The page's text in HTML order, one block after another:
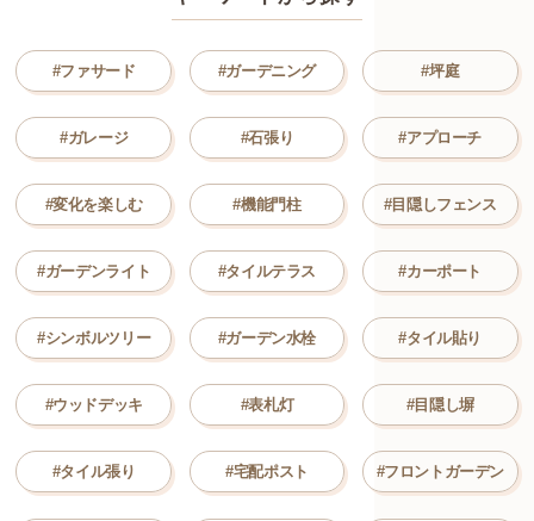
#ファサード #ガーデニング #坪庭
#ガレージ #石張り #アプローチ
#変化を楽しむ #機能門柱 #目隠しフェンス
#ガーデンライト #タイルテラス #カーポート
#シンボルツリー #ガーデン水栓 #タイル貼り
#ウッドデッキ #表札灯 #目隠し塀
#タイル張り #宅配ポスト #フロントガーデン